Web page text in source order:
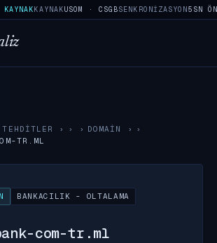
KAYNAKUSOM · CSGBSENKRONIZASYON5SN
TEHDITLER › DOMAIN
›
TR.ML
BANKACILIK - OLTALAMA
com-tr.ml